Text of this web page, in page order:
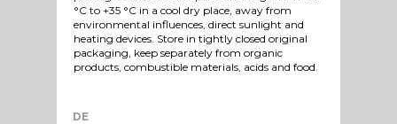
°C to +35 °C in a cool dry place, away from
environmental influences, direct sunlight and
heating devices. Store in tightly closed original
packaging, keep separately from organic
products, combustible materials, acids and food.
DE